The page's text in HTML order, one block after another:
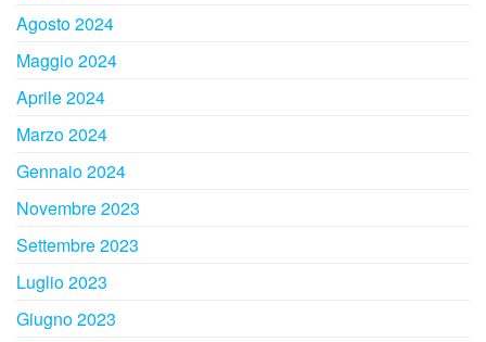
Agosto 2024
Maggio 2024
Aprile 2024
Marzo 2024
Gennaio 2024
Novembre 2023
Settembre 2023
Luglio 2023
Giugno 2023